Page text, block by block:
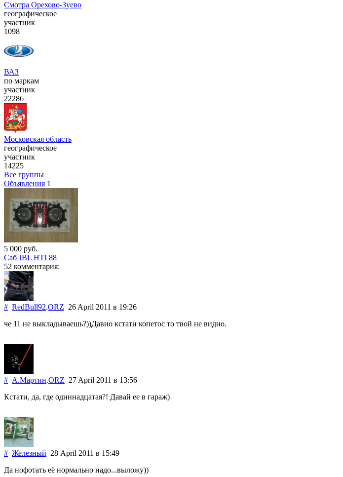
Смотра Орехово-Зуево
географическое
участник
1098
ВАЗ
по маркам
участник
22286
Московская область
географическое
участник
14225
Все группы
Объявления 1
5 000 руб.
Саб JBL HTI 88
52 комментария:
# RedBull92.ORZ 26 April 2011 в 19:26
че 11 не выкладываешь?))Давно кстати копетос то твой не видно.
# А.Мартин.ORZ 27 April 2011 в 13:56
Кстати, да, где одиннадцатая?! Давай ее в гараж)
# Железный 28 April 2011 в 15:49
Да нофотать её нормально надо...выложу))